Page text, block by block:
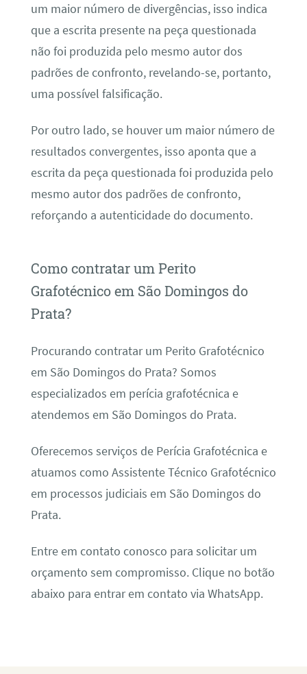
um maior número de divergências, isso indica
que a escrita presente na peça questionada
não foi produzida pelo mesmo autor dos
padrões de confronto, revelando-se, portanto,
uma possível falsificação.
Por outro lado, se houver um maior número de
resultados convergentes, isso aponta que a
escrita da peça questionada foi produzida pelo
mesmo autor dos padrões de confronto,
reforçando a autenticidade do documento.
Como contratar um Perito
Grafotécnico em São Domingos do
Prata?
Procurando contratar um Perito Grafotécnico
em São Domingos do Prata? Somos
especializados em perícia grafotécnica e
atendemos em São Domingos do Prata.
Oferecemos serviços de Perícia Grafotécnica e
atuamos como Assistente Técnico Grafotécnico
em processos judiciais em São Domingos do
Prata.
Entre em contato conosco para solicitar um
orçamento sem compromisso. Clique no botão
abaixo para entrar em contato via WhatsApp.